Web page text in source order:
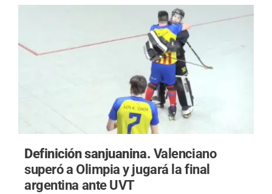
Definición sanjuanina. Valenciano
superó a Olimpia y jugará la final
argentina ante UVT